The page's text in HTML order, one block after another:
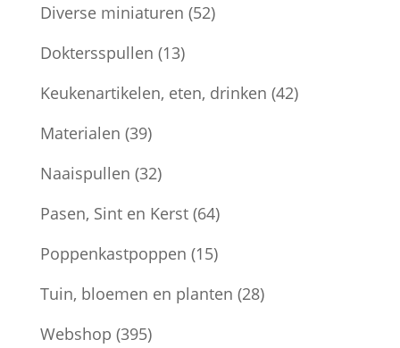
Diverse miniaturen (52)
Doktersspullen (13)
Keukenartikelen, eten, drinken (42)
Materialen (39)
Naaispullen (32)
Pasen, Sint en Kerst (64)
Poppenkastpoppen (15)
Tuin, bloemen en planten (28)
Webshop (395)